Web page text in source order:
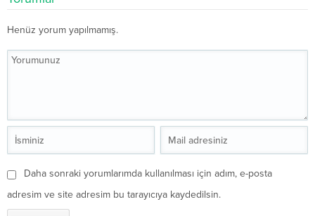
Henüz yorum yapılmamış.
Daha sonraki yorumlarımda kullanılması için adım, e-posta
adresim ve site adresim bu tarayıcıya kaydedilsin.